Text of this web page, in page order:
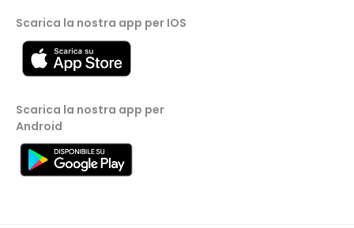
Scarica la nostra app per IOS
Scarica la nostra app per
Android